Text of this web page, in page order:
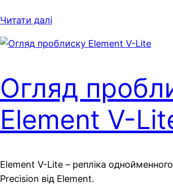
Читати далі
Огляд
Element V-
Element V-Lite – репліка
Precision від Element.